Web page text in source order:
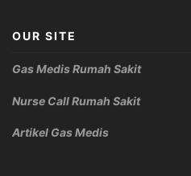
OUR SITE
Gas Medis Rumah Sakit
Nurse Call Rumah Sakit
Artikel Gas Medis